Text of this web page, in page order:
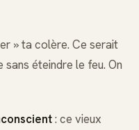
» ta colère. Ce serait
sans éteindre le feu. On
: ce vieux